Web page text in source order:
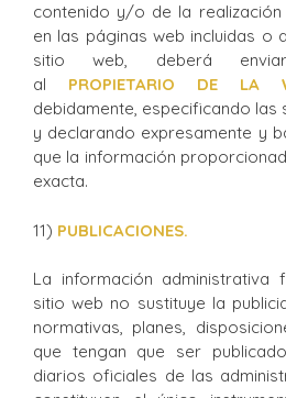
contenido y/o de la realización
en las páginas web incluidas o
sitio web, deberá
al PROPIETARIO DE LA
debidamente, especificando las
y declarando expresamente y
que la información
exacta.
11) PUBLICACIONES.
La información administrativa
sitio web no sustituye la
normativas, planes,
que tengan que ser
diarios oficiales de las